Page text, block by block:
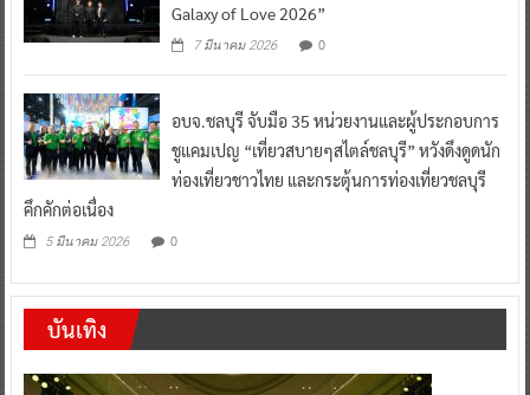
Galaxy of Love 2026”
7 มีนาคม 2026 0
อบจ.ชลบุรี จับมือ 35 หน่วยงานและผู้ประกอบการ
ชูแคมเปญ “เที่ยวสบายๆสไตล์ชลบุรี” หวังดึงดูดนัก
ท่องเที่ยวชาวไทย และกระตุ้นการท่องเที่ยวชลบุรี
คึกคักต่อเนื่อง
5 มีนาคม 2026 0
บันเทิง